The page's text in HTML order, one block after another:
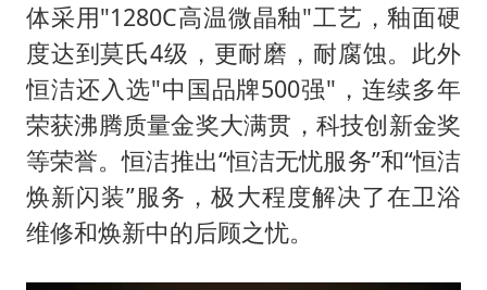
体采用"1280C高温微晶釉"工艺，釉面硬
度达到莫氏4级，更耐磨，耐腐蚀。此外
恒洁还入选"中国品牌500强"，连续多年
荣获沸腾质量金奖大满贯，科技创新金奖
等荣誉。恒洁推出“恒洁无忧服务”和“恒洁
焕新闪装”服务，极大程度解决了在卫浴
维修和焕新中的后顾之忧。